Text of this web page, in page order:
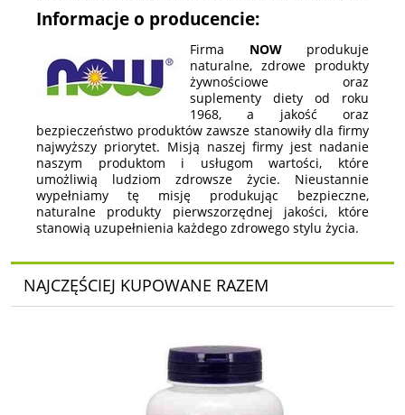
Informacje o producencie:
Firma NOWprodukuje
naturalne, zdrowe produkty
żywnościowe oraz
suplementy diety od roku
1968, a jakość oraz
bezpieczeństwo produktów zawsze stanowiły dla firmy
najwyższy priorytet. Misją naszej firmy jest nadanie
naszym produktom i usługom wartości, które
umożliwią ludziom zdrowsze życie. Nieustannie
wypełniamy tę misję produkując bezpieczne,
naturalne produkty pierwszorzędnej jakości, które
stanowią uzupełnienia każdego zdrowego stylu życia.
NAJCZĘŚCIEJ KUPOWANE RAZEM